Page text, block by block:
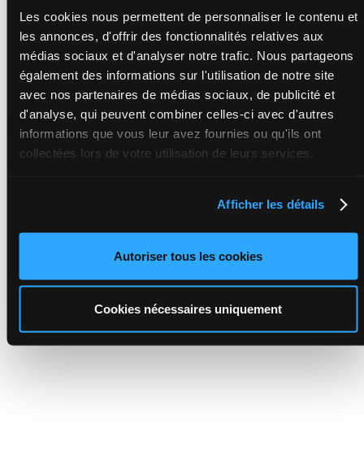
Les cookies nous permettent de personnaliser le contenu et
les annonces, d'offrir des fonctionnalités relatives aux
médias sociaux et d'analyser notre trafic. Nous partageons
également des informations sur l'utilisation de notre site
avec nos partenaires de médias sociaux, de publicité et
d'analyse, qui peuvent combiner celles-ci avec d'autres
informations que vous leur avez fournies ou qu'ils ont
collectées lors de votre utilisation de leurs services.
Afficher les détails
Autoriser tous les cookies
Cookies nécessaires uniquement